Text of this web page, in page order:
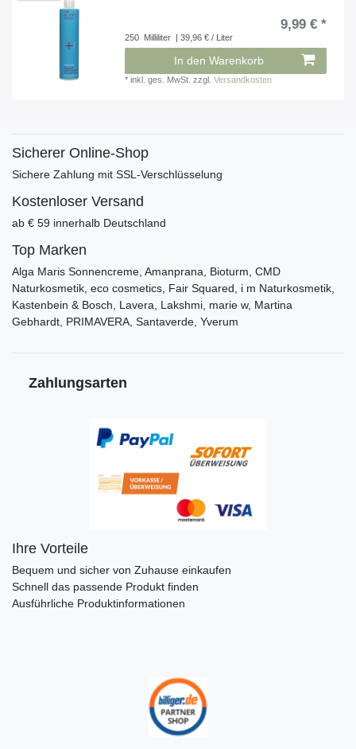
9,99 € *
250 Milliliter | 39,96 € / Liter
In den Warenkorb
*inkl. ges. MwSt. zzgl.Versandkosten
Sicherer Online-Shop
Sichere Zahlung mit SSL-Verschlüsselung
Kostenloser Versand
ab € 59 innerhalb Deutschland
Top Marken
Alga Maris Sonnencreme, Amanprana, Bioturm, CMD
Naturkosmetik, eco cosmetics, Fair Squared, i m Naturkosmetik,
Kastenbein & Bosch, Lavera, Lakshmi, marie w, Martina
Gebhardt, PRIMAVERA, Santaverde, Yverum
Zahlungsarten
Ihre Vorteile
Bequem und sicher von Zuhause einkaufen
Schnell das passende Produkt finden
Ausführliche Produktinformationen